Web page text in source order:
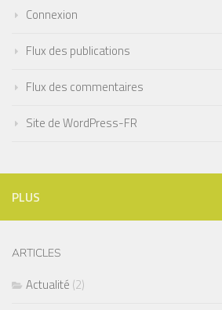
Connexion
Flux des publications
Flux des commentaires
Site de WordPress-FR
PLUS
ARTICLES
Actualité (2)